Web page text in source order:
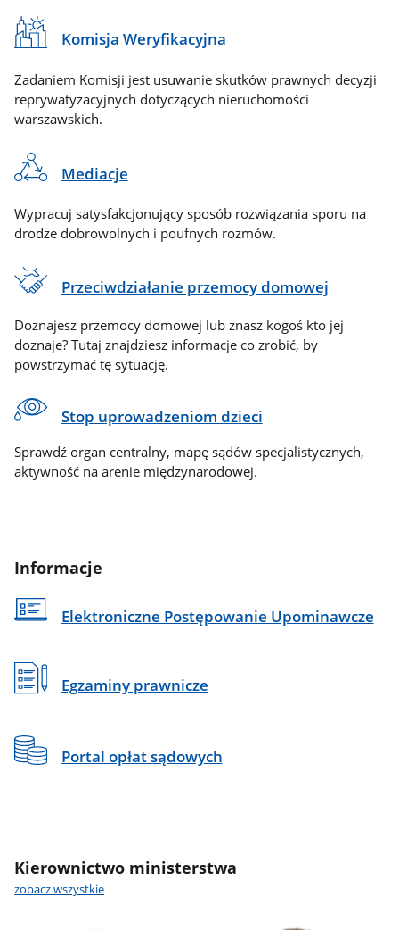
Komisja Weryfikacyjna
Zadaniem Komisji jest usuwanie skutków prawnych decyzji
reprywatyzacyjnych dotyczących nieruchomości
warszawskich.
Mediacje
Wypracuj satysfakcjonujący sposób rozwiązania sporu na
drodze dobrowolnych i poufnych rozmów.
Przeciwdziałanie przemocy domowej
Doznajesz przemocy domowej lub znasz kogoś kto jej
doznaje? Tutaj znajdziesz informacje co zrobić, by
powstrzymać tę sytuację.
Stop uprowadzeniom dzieci
Sprawdź organ centralny, mapę sądów specjalistycznych,
aktywność na arenie międzynarodowej.
Informacje
Elektroniczne Postępowanie Upominawcze
Egzaminy prawnicze
Portal opłat sądowych
Kierownictwo ministerstwa
zobacz wszystkie